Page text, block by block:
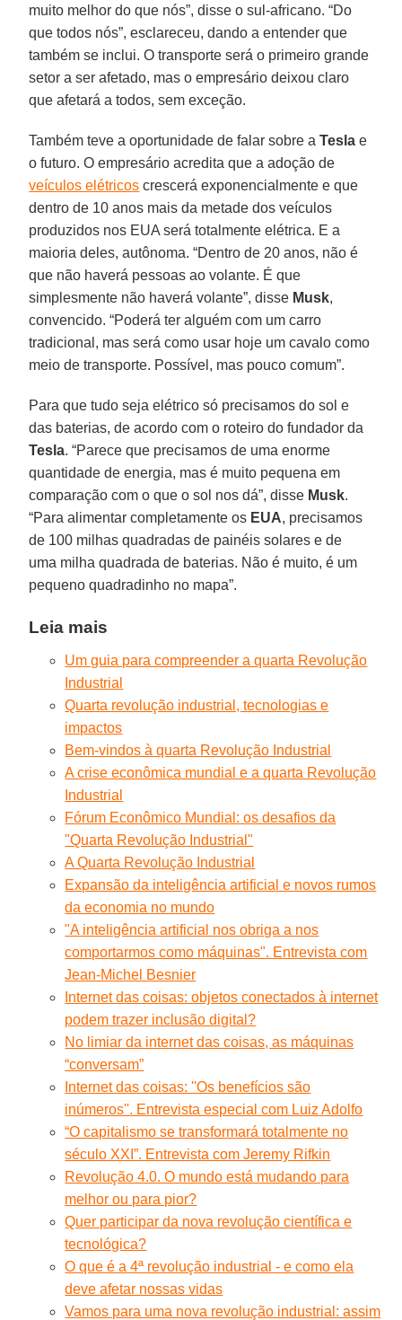
muito melhor do que nós”, disse o sul-africano. “Do
que todos nós”, esclareceu, dando a entender que
também se inclui. O transporte será o primeiro grande
setor a ser afetado, mas o empresário deixou claro
que afetará a todos, sem exceção.
Também teve a oportunidade de falar sobre aTesla e
o futuro. O empresário acredita que a adoção de
veículos elétricos crescerá exponencialmente e que
dentro de 10 anos mais da metade dos veículos
produzidos nos EUA será totalmente elétrica. E a
maioria deles, autônoma. “Dentro de 20 anos, não é
que não haverá pessoas ao volante. É que
simplesmente não haverá volante”, disse Musk,
convencido. “Poderá ter alguém com um carro
tradicional, mas será como usar hoje um cavalo como
meio de transporte. Possível, mas pouco comum”.
Para que tudo seja elétrico só precisamos do sol e
das baterias, de acordo com o roteiro do fundador da
Tesla. “Parece que precisamos de uma enorme
quantidade de energia, mas é muito pequena em
comparação com o que o sol nos dá”, disse Musk.
“Para alimentar completamente os EUA, precisamos
de 100 milhas quadradas de painéis solares e de
uma milha quadrada de baterias. Não é muito, é um
pequeno quadradinho no mapa”.
Leia mais
Um guia para compreender a quarta Revolução
Industrial
Quarta revolução industrial, tecnologias e
impactos
Bem-vindos à quarta Revolução Industrial
A crise econômica mundial e a quarta Revolução
Industrial
Fórum Econômico Mundial: os desafios da
"Quarta Revolução Industrial"
A Quarta Revolução Industrial
Expansão da inteligência artificial e novos rumos
da economia no mundo
"A inteligência artificial nos obriga a nos
comportarmos como máquinas". Entrevista com
Jean-Michel Besnier
Internet das coisas: objetos conectados à internet
podem trazer inclusão digital?
No limiar da internet das coisas, as máquinas
“conversam”
Internet das coisas: ''Os benefícios são
inúmeros''. Entrevista especial com Luiz Adolfo
“O capitalismo se transformará totalmente no
século XXI”. Entrevista com Jeremy Rifkin
Revolução 4.0. O mundo está mudando para
melhor ou para pior?
Quer participar da nova revolução científica e
tecnológica?
O que é a 4ª revolução industrial - e como ela
deve afetar nossas vidas
Vamos para uma nova revolução industrial: assim